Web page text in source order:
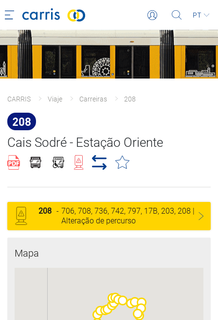
PT
CARRIS Viaje Carreiras 208
208
Cais Sodré - Estação Oriente
208 - 706, 708, 736, 742, 797, 17B, 203, 208 |
Alteração de percurso
Mapa